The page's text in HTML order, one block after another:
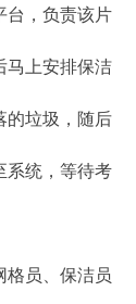
台，负责该片
马上安排保洁
的垃圾，随后
系统，等待考
员、保洁员